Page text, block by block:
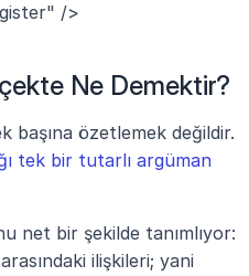
/>
Ne Demektir?
başına özetlemek değildir.
tek bir tutarlı argüman
net bir şekilde tanımlıyor:
ilişkileri; yani